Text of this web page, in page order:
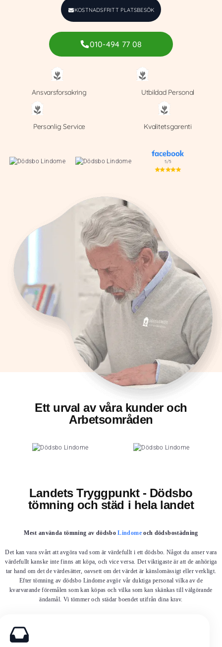
KOSTNADSFRITT PLATSBESÖK
010-494 77 08
Ansvarsforsakring Utbildad Personal
Personlig Service Kvalitetsgarenti
Ett urval av våra kunder och
Arbetsområden
Landets Tryggpunkt - Dödsbo
tömning och städ i hela landet
Mest använda tömning av dödsboLindomeoch dödsbostädning
Det kan vara svårt att avgöra vad som är värdefullt i ett dödsbo. Något du anser vara
värdefullt kanske inte finns att köpa, och vice versa. Det viktigaste är att de anhöriga
tar hand om det de värdesätter, oavsett om det värdet är känslomässigt eller verkligt.
Efter tömning av dödsbo Lindome avgör vår duktiga personal vilka av de
kvarvarande föremålen som kan köpas och vilka som kan skänkas till välgörande
ändamål. Vi tömmer och städar boendet utifrån dina krav.